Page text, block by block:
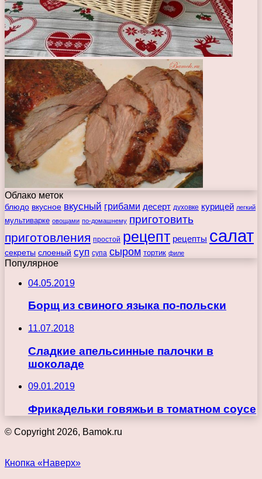
Облако меток
блюдо вкусное вкусный грибами десерт духовке курицей легкий
мультиварке овощами по-домашнему приготовить
приготовления простой рецепт рецепты салат
секреты слоеный суп супа сыром тортик филе
Популярное
04.05.2019
Борщ из свиного языка по-польски
11.07.2018
Сладкие апельсинные палочки в
шоколаде
09.01.2019
Фрикадельки говяжьи в томатном соусе
© Copyright 2026, Bamok.ru
Кнопка «Наверх»